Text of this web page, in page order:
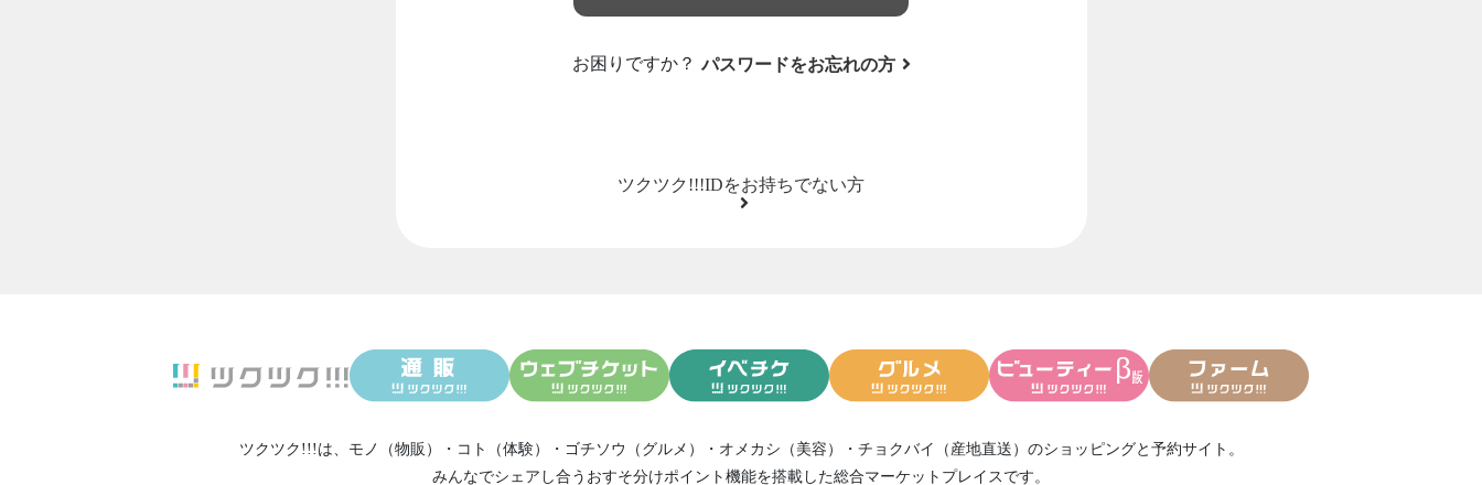
お困りですか？ パスワードをお忘れの方
ツクツク!!!IDをお持ちでない方
ツクツク!!!は、 モノ（物販） ・ コト（体験） ・ ゴチソウ（グルメ） ・ オメカシ（美容） ・ チョクバイ（産地直送） のショッピングと予約サイト。
みんなでシェアし合う おすそ分けポイント機能を搭載した総合マーケットプレイスです。